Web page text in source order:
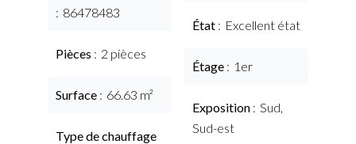
86478483
Pièces 2 pièces
Surface 66.63 m²
Type de chauffage
État Excellent état
Étage 1er
Exposition
Sud,
Sud-est